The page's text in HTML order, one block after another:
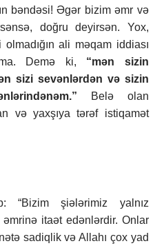
bəndəsi! Əgər bizim əmr və
doğru deyirsən. Yox,
ali məqam iddiası
Demə ki, “mən sizin
sizi sevənlərdən və sizin
Belə olan
və yaxşıya tərəf istiqamət
“Bizim şiələrimiz yalnız
itaət edənlərdir. Onlar
sadiqlik və Allahı çox yad